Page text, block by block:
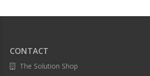
CONTACT
The Solution Shop